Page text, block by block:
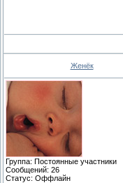
Женёк
Группа: Постоянные участники
Сообщений: 26
Статус: Оффлайн